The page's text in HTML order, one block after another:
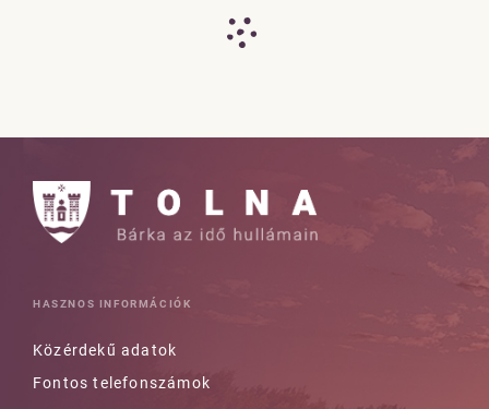
HASZNOS INFORMÁCIÓK
Közérdekű adatok
Fontos telefonszámok